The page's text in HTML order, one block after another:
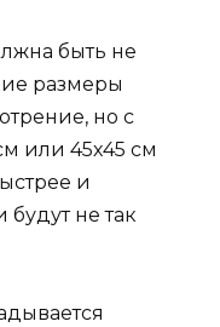
быть не
размеры
но с
или 45х45 см
и
не так